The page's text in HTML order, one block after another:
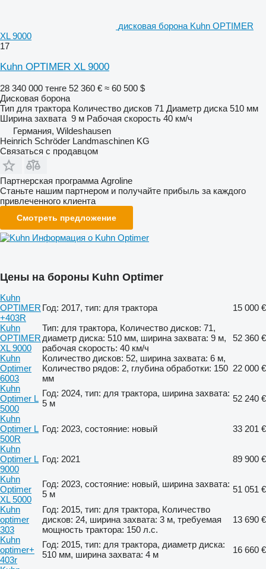
дисковая борона Kuhn OPTIMER
XL 9000
17
Kuhn OPTIMER XL 9000
28 340 000 тенге 52 360 € ≈ 60 500 $
Дисковая борона
Тип для трактора Количество дисков 71 Диаметр диска 510 мм
Ширина захвата 9 м Рабочая скорость 40 км/ч
Германия, Wildeshausen
Heinrich Schröder Landmaschinen KG
Связаться с продавцом
Партнерская программа Agroline
Станьте нашим партнером и получайте прибыль за каждого
привлеченного клиента
Смотреть предложение
Информация о Kuhn Optimer
Цены на бороны Kuhn Optimer
Kuhn
OPTIMER
+403R
Год: 2017, тип: для трактора
15 000 €
Kuhn
OPTIMER
XL 9000
Тип: для трактора, Количество дисков: 71,
диаметр диска: 510 мм, ширина захвата: 9 м,
рабочая скорость: 40 км/ч
52 360 €
Kuhn
Optimer
6003
Количество дисков: 52, ширина захвата: 6 м,
Количество рядов: 2, глубина обработки: 150
мм
22 000 €
Kuhn
Optimer L
5000
Год: 2024, тип: для трактора, ширина захвата:
5 м
52 240 €
Kuhn
Optimer L
500R
Год: 2023, состояние: новый
33 201 €
Kuhn
Optimer L
9000
Год: 2021
89 900 €
Kuhn
Optimer
XL 5000
Год: 2023, состояние: новый, ширина захвата:
5 м
51 051 €
Kuhn
optimer
303
Год: 2015, тип: для трактора, Количество
дисков: 24, ширина захвата: 3 м, требуемая
мощность трактора: 150 л.с.
13 690 €
Kuhn
optimer+
403r
Год: 2015, тип: для трактора, диаметр диска:
510 мм, ширина захвата: 4 м
16 660 €